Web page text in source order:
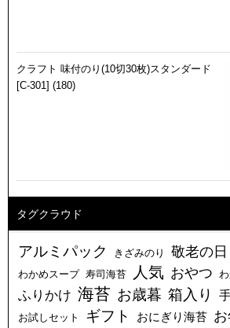
クラフト 味付のり(10切30枚)スタンダード
[C-301] (180)
タグクラウド
アルミパック きざみのり 敬老の日
わかめスープ 寿司海苔 人気 おやつ
ふりかけ 海苔 お歳暮 箱入り
お試しセット ギフト おにぎり海苔